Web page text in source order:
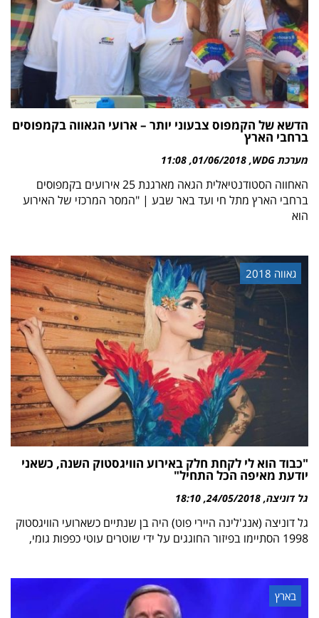
הדשא של הקמפוס צבעוני יותר – ארועי הגאווה בקמפוסים
ברחבי הארץ
מערכת WDG 01/06/2018
11:08
האחווה הסטודנטיאלית הגאה מארגנת 25 אירועים בקמפוסים
ברחבי הארץ מתל חי ועד באר שבע | "המסר המרכזי של האירוע
הוא
גאווה 2018
"כבוד הוא לי לקחת חלק באירוע הוויגסטוק השנה, כשאני
יודעת מאיפה הכל התחיל"
גל דוניצה 24/05/2018
18:10
גל דוניצה (אנג'לינה היירי פוט) היה בן שנתיים כשארועי הוויגסטוק
1998 הסתיימו בפיזור החוגגים על ידי שוטרים עוטי כפפות גומי,
בארץ